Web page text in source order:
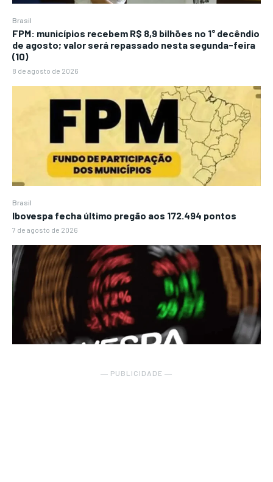
Brasil
FPM: municípios recebem R$ 8,9 bilhões no 1° decêndio
de agosto; valor será repassado nesta segunda-feira
(10)
8 de agosto de 2026
Brasil
Ibovespa fecha último pregão aos 172.494 pontos
7 de agosto de 2026
― PUBLICIDADE ―